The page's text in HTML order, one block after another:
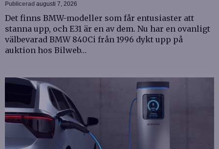
Publicerad augusti 7, 2026
Det finns BMW-modeller som får entusiaster att
stanna upp, och E31 är en av dem. Nu har en ovanligt
välbevarad BMW 840Ci från 1996 dykt upp på
auktion hos Bilweb…